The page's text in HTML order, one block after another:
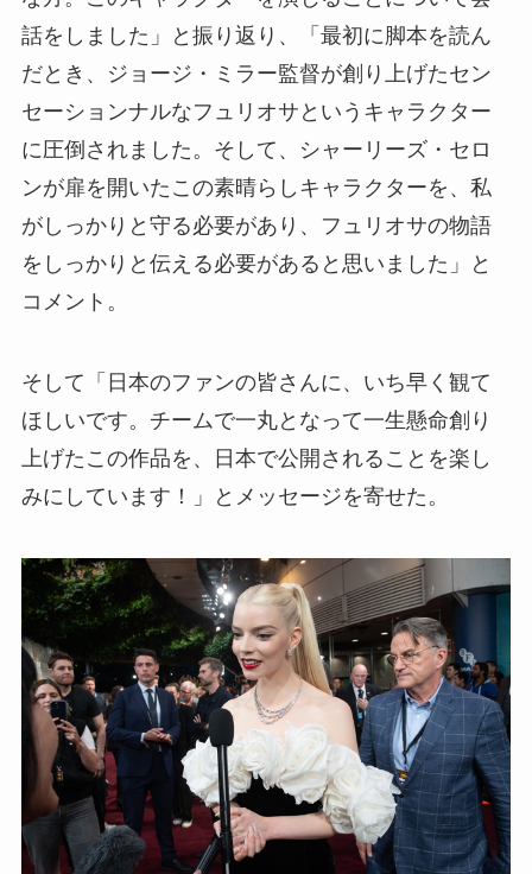
話をしました」と振り返り、「最初に脚本を読ん
だとき、ジョージ・ミラー監督が創り上げたセン
セーションナルなフュリオサというキャラクター
に圧倒されました。そして、シャーリーズ・セロ
ンが扉を開いたこの素晴らしキャラクターを、私
がしっかりと守る必要があり、フュリオサの物語
をしっかりと伝える必要があると思いました」と
コメント。
そして「日本のファンの皆さんに、いち早く観て
ほしいです。チームで一丸となって一生懸命創り
上げたこの作品を、日本で公開されることを楽し
みにしています！」とメッセージを寄せた。